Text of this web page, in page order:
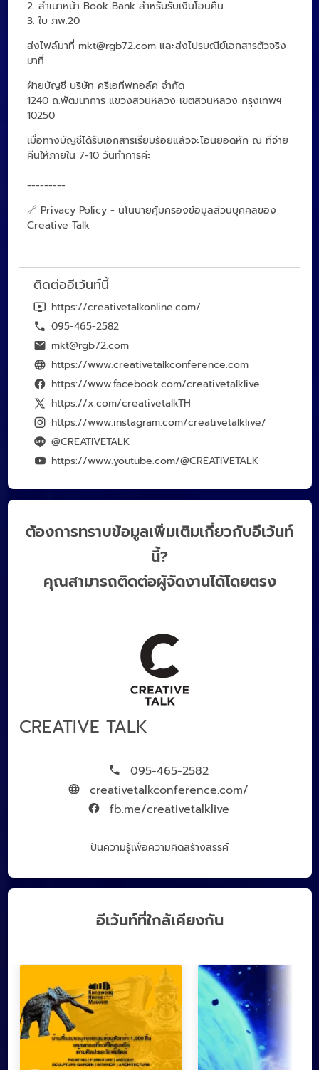
2. สำเนาหน้า Book Bank สำหรับรับเงินโอนคืน
3. ใบ ภพ.20
ส่งไฟล์มาที่ mkt@rgb72.com และส่งไปรษณีย์เอกสารตัวจริง
มาที่
ฝ่ายบัญชี บริษัท ครีเอทีฟทอล์ค จำกัด
1240 ถ.พัฒนาการ แขวงสวนหลวง เขตสวนหลวง กรุงเทพฯ
10250
เมื่อทางบัญชีได้รับเอกสารเรียบร้อยแล้วจะโอนยอดหัก ณ ที่จ่าย
คืนให้ภายใน 7-10 วันทำการค่ะ
---------
🔗 Privacy Policy - นโนบายคุ้มครองข้อมูลส่วนบุคคลของ
Creative Talk
ติดต่ออีเว้นท์นี้
https://creativetalkonline.com/
095-465-2582
mkt@rgb72.com
https://www.creativetalkconference.com
https://www.facebook.com/creativetalklive
https://x.com/creativetalkTH
https://www.instagram.com/creativetalklive/
@CREATIVETALK
https://www.youtube.com/@CREATIVETALK
ต้องการทราบข้อมูลเพิ่มเติมเกี่ยวกับอีเว้นท์
นี้?
คุณสามารถติดต่อผู้จัดงานได้โดยตรง
CREATIVE TALK
095-465-2582
creativetalkconference.com/
fb.me/creativetalklive
ปันความรู้เพื่อความคิดสร้างสรรค์
อีเว้นท์ที่ใกล้เคียงกัน